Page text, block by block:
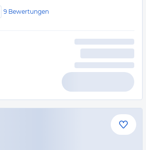
9 Bewertungen